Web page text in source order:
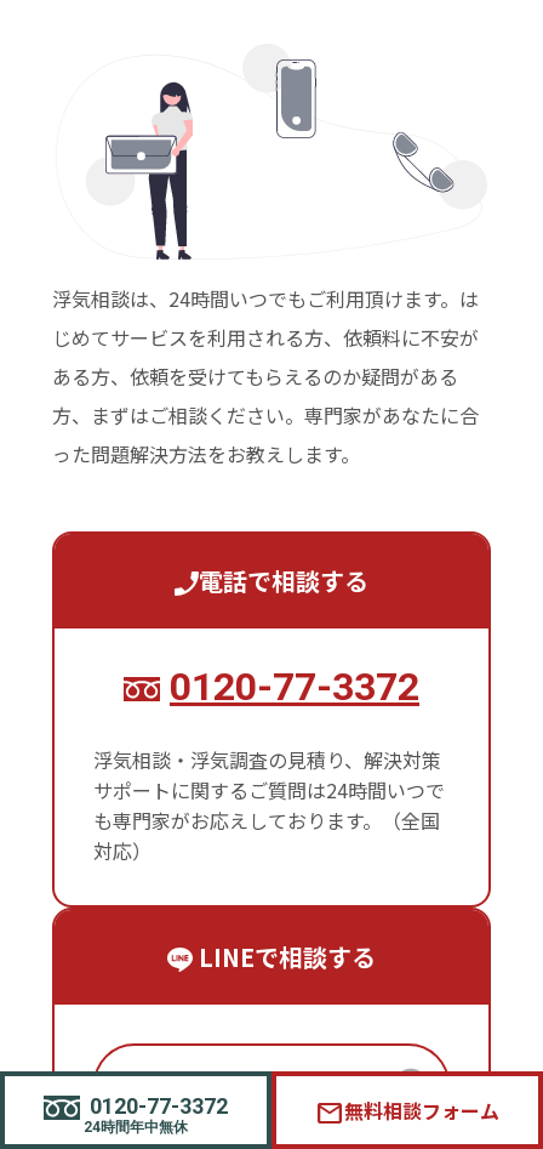
浮気相談は、24時間いつでもご利用頂けます。は
じめてサービスを利用される方、依頼料に不安が
ある方、依頼を受けてもらえるのか疑問がある
方、まずはご相談ください。専門家があなたに合
った問題解決方法をお教えします。
電話で相談する
0120-77-3372
浮気相談・浮気調査の見積り、解決対策
サポートに関するご質問は24時間いつで
も専門家がお応えしております。（全国
対応）
LINEで相談する
LINE無料相談
0120-77-3372
24時間年中無休 mail無料相談フォーム